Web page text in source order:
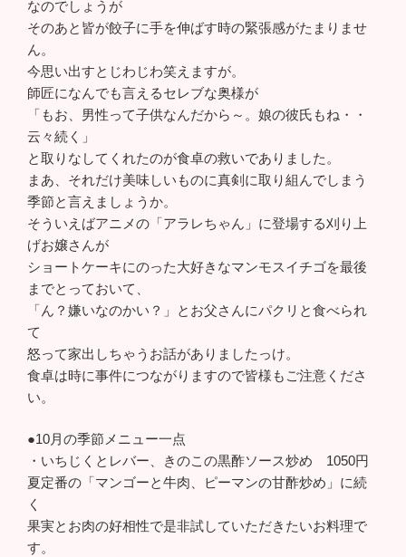
なのでしょうが
そのあと皆が餃子に手を伸ばす時の緊張感がたまりませ
ん。
今思い出すとじわじわ笑えますが。
師匠になんでも言えるセレブな奥様が
「もお、男性って子供なんだから～。娘の彼氏もね・・
云々続く」
と取りなしてくれたのが食卓の救いでありました。
まあ、それだけ美味しいものに真剣に取り組んでしまう
季節と言えましょうか。
そういえばアニメの「アラレちゃん」に登場する刈り上
げお嬢さんが
ショートケーキにのった大好きなマンモスイチゴを最後
までとっておいて、
「ん？嫌いなのかい？」とお父さんにパクリと食べられ
て
怒って家出しちゃうお話がありましたっけ。
食卓は時に事件につながりますので皆様もご注意くださ
い。
●10月の季節メニュー一点
・いちじくとレバー、きのこの黒酢ソース炒め 1050円
夏定番の「マンゴーと牛肉、ピーマンの甘酢炒め」に続
く
果実とお肉の好相性で是非試していただきたいお料理で
す。